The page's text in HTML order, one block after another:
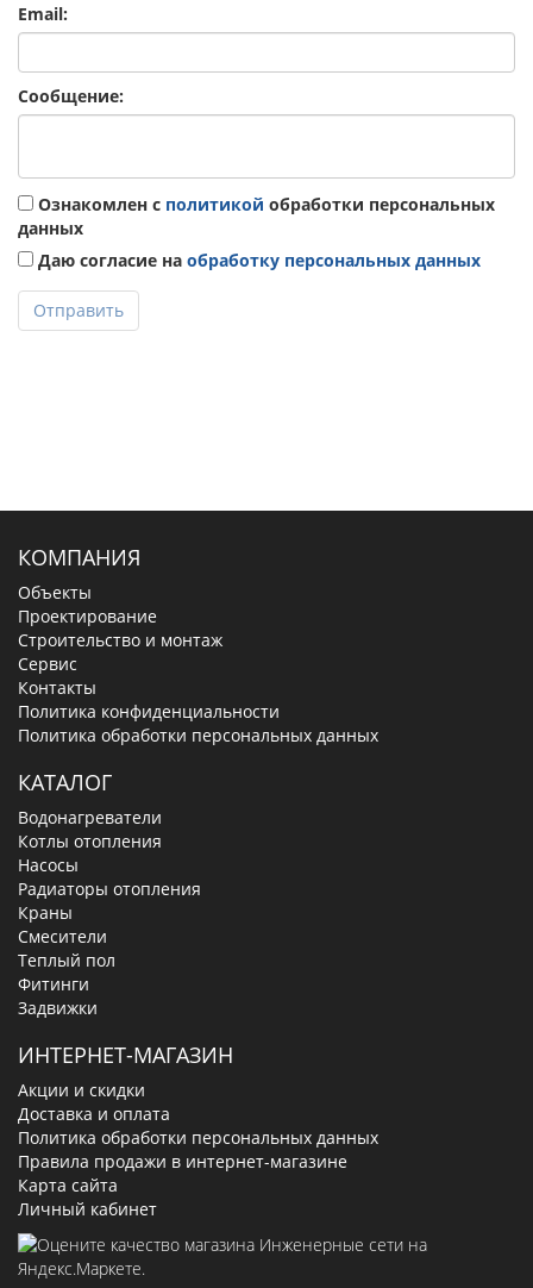
Email:
Сообщение:
Ознакомлен с политикой обработки персональных
данных
Даю согласие на обработку персональных данных
Отправить
КОМПАНИЯ
Объекты
Проектирование
Строительство и монтаж
Сервис
Контакты
Политика конфиденциальности
Политика обработки персональных данных
КАТАЛОГ
Водонагреватели
Котлы отопления
Насосы
Радиаторы отопления
Краны
Смесители
Теплый пол
Фитинги
Задвижки
ИНТЕРНЕТ-МАГАЗИН
Акции и скидки
Доставка и оплата
Политика обработки персональных данных
Правила продажи в интернет-магазине
Карта сайта
Личный кабинет